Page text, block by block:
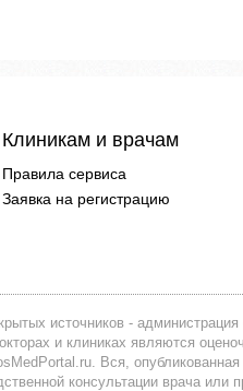
Клиникам и врачам
Правила сервиса
Заявка на регистрацию
источников -
и клиниках являются
Вся,
консультации врача или